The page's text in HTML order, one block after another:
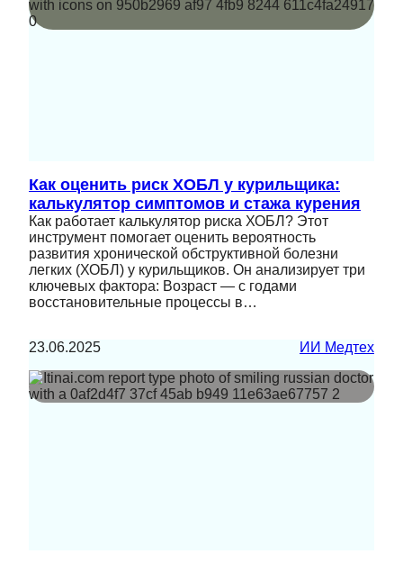
Как оценить риск ХОБЛ у курильщика:
калькулятор симптомов и стажа курения
Как работает калькулятор риска ХОБЛ? Этот
инструмент помогает оценить вероятность
развития хронической обструктивной болезни
легких (ХОБЛ) у курильщиков. Он анализирует три
ключевых фактора: Возраст — с годами
восстановительные процессы в…
23.06.2025 ИИ Медтех